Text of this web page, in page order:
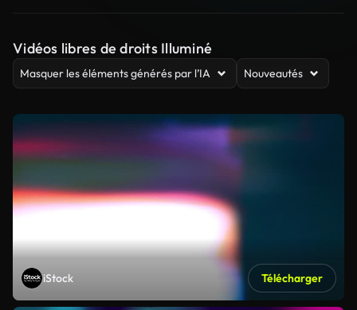
Vidéos libres de droits Illuminé
Masquer les éléments générés par l’IA Nouveautés
iStock Télécharger